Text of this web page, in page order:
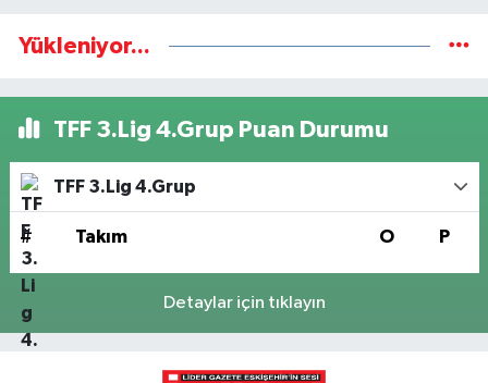
Yükleniyor...
TFF 3.Lig 4.Grup Puan Durumu
TFF 3.Lig 4.Grup
# Takım O P
Detaylar için tıklayın